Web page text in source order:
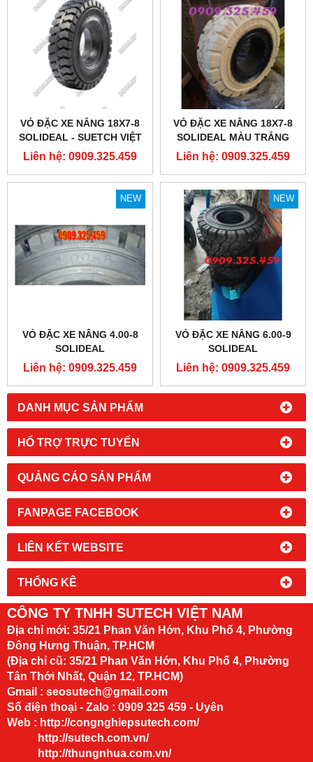
DANH MỤC SẢN PHẨM
HỔ TRỢ TRỰC TUYẾN
QUẢNG CÁO SẢN PHẨM
FANPAGE FACEBOOK
LIÊN KẾT WEBSITE
THỐNG KÊ
VỎ ĐẶC XE NÂNG 18X7-8
SOLIDEAL - SUETCH VIỆT
NAM
Liên hệ: 0909.325.459
VỎ ĐẶC XE NÂNG 18X7-8
SOLIDEAL MÀU TRẮNG
Liên hệ: 0909.325.459
NEW
VỎ ĐẶC XE NÂNG 4.00-8
SOLIDEAL
Liên hệ: 0909.325.459
NEW
VỎ ĐẶC XE NÂNG 6.00-9
SOLIDEAL
Liên hệ: 0909.325.459
CÔNG TY TNHH SUTECH VIỆT NAM
Địa chỉ mới: 35/21 Phan Văn Hớn, Khu Phố 4, Phường
Đông Hưng Thuận, TP.HCM
(Địa chỉ cũ: 35/21 Phan Văn Hớn, Khu Phố 4, Phường
Tân Thới Nhất, Quận 12, TP.HCM)
Gmail : seosutech@gmail.com
Số điện thoại - Zalo : 0909 325 459 - Uyên
Web : http://congnghiepsutech.com/
http://sutech.com.vn/
http://thungnhua.com.vn/